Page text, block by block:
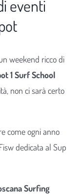
eventi
weekend ricco di
1 Surf School
non ci sarà certo
come ogni anno
dedicata al Sup
Surfing